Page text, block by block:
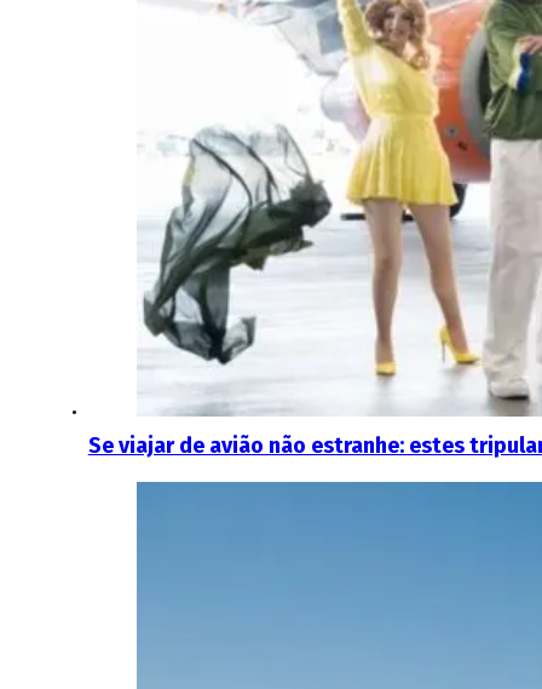
Se viajar de avião não estranhe: estes